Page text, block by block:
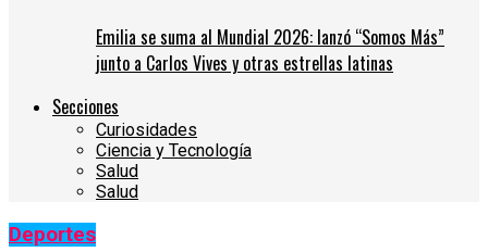
Emilia se suma al Mundial 2026: lanzó “Somos Más”
junto a Carlos Vives y otras estrellas latinas
Secciones
Curiosidades
Ciencia y Tecnología
Salud
Salud
Deportes